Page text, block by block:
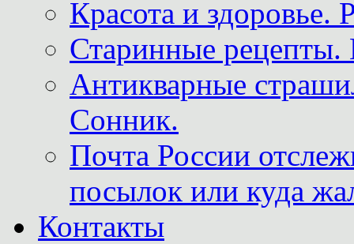
Красота и здоровье.
Старинные рецепты.
Антикварные
Сонник.
Почта России
посылок или куда
Контакты